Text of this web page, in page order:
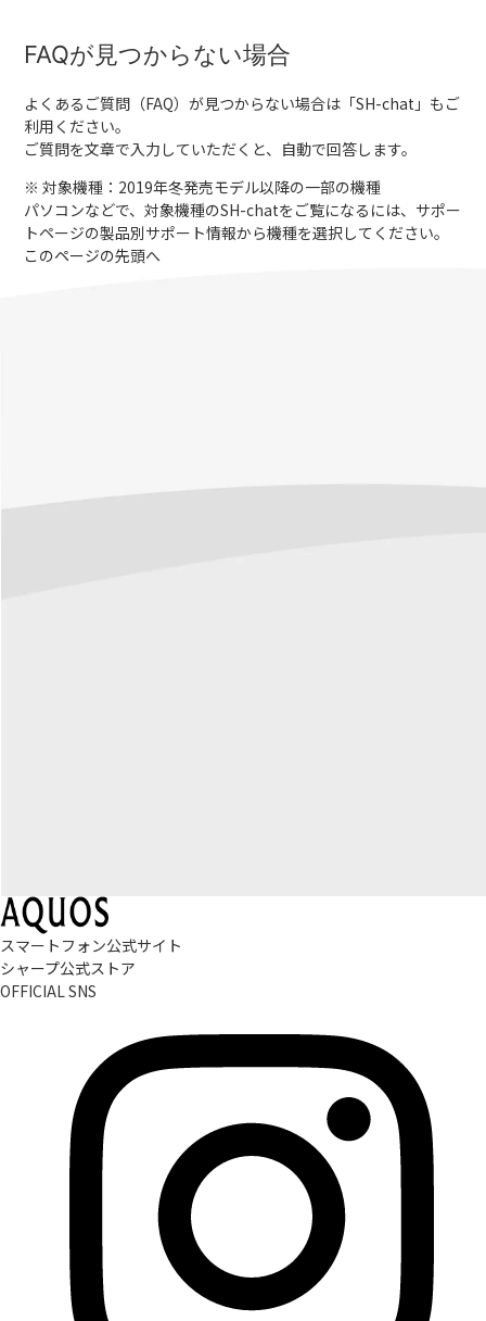
FAQが見つからない場合
よくあるご質問（FAQ）が見つからない場合は「SH-chat 」もご
利用ください。
ご質問を文章で入力していただくと、自動で回答します。
※ 対象機種：2019年冬発売モデル以降の一部の機種
パソコンなどで、対象機種のSH-chatをご覧になるには、サポー
トページの製品別サポート情報から機種を選択してください。
このページの先頭へ
スマートフォン公式サイト
シャープ公式ストア
OFFICIAL SNS